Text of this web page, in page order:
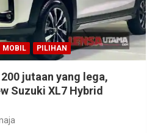
MOBIL PILIHAN
jutaan yang lega,
Suzuki XL7 Hybrid